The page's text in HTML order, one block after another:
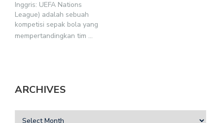
Inggris: UEFA Nations
League) adalah sebuah
kompetisi sepak bola yang
mempertandingkan tim ...
ARCHIVES